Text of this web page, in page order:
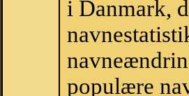
i Danmark,
populære